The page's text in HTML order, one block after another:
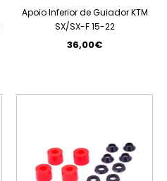
Apoio Inferior de Guiador KTM
SX/SX-F 15-22
36,00€